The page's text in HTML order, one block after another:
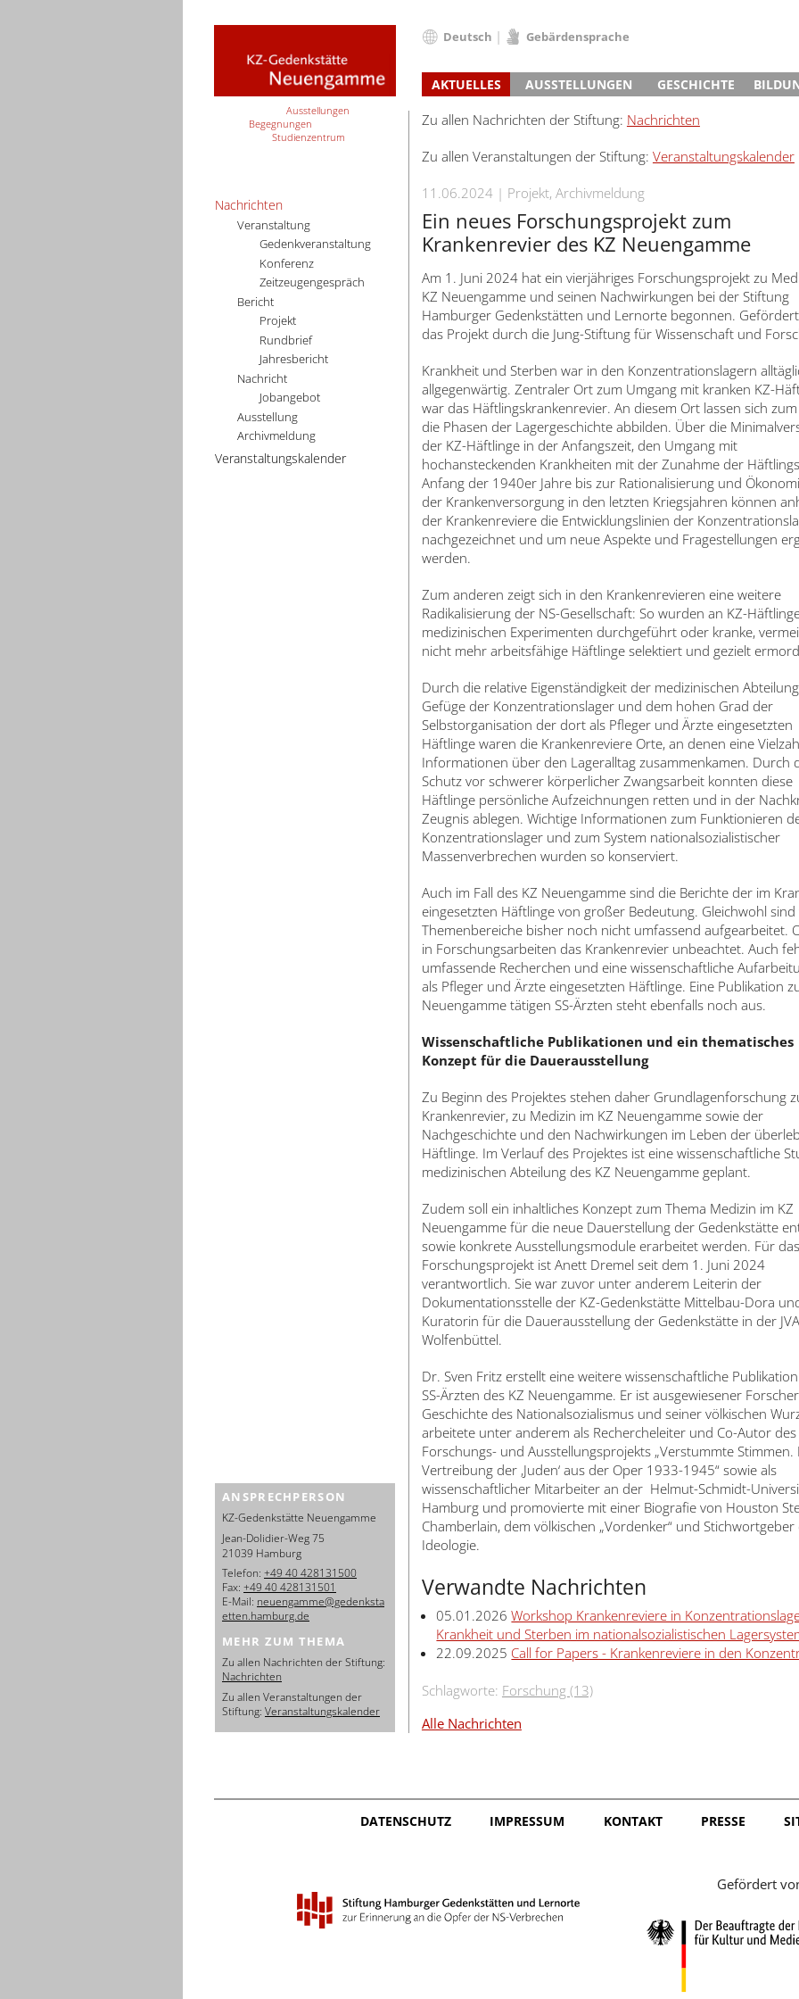
AKTUELLES
AUSSTELLUNGEN
Klinkerwerk
ehem. Walther-Werke
Gefängnismauer
Haus des Gedenkens
Wanderausstellungen
GESCHICHTE
Die
Gedenkstätte
KZ-Außenlager
Gedenkstätten in
Totenbuch
Längere Projekte
Digitale Angebote
Kooperationen
Führungen
Deutsch
English
Français
Español
Italiano
Nederlands
Polski
Türkçe
Yкраїнський
Русский
العربية
日本語
Gebärdensprache
Zu allen Nachrichten der Stiftung: Nachrichten
Zu allen Veranstaltungen der Stiftung: Veranstaltungskalender
11.06.2024 Projekt, Archivmeldung
Ein neues Forschungsprojekt zum
Krankenrevier des KZ Neuengamme
Am 1. Juni 2024 hat ein vierjähriges Forschungsprojekt zu
KZ Neuengamme und seinen Nachwirkungen bei der Stiftung
Hamburger Gedenkstätten und Lernorte begonnen.
das Projekt durch die Jung-Stiftung für Wissenschaft und
Krankheit und Sterben war in den Konzentrationslagern
allgegenwärtig. Zentraler Ort zum Umgang mit kranken KZ-
war das Häftlingskrankenrevier. An diesem Ort lassen sich
die Phasen der Lagergeschichte abbilden. Über die
der KZ-Häftlinge in der Anfangszeit, den Umgang mit
hochansteckenden Krankheiten mit der Zunahme der
Anfang der 1940er Jahre bis zur Rationalisierung und
der Krankenversorgung in den letzten Kriegsjahren können
der Krankenreviere die Entwicklungslinien der
nachgezeichnet und um neue Aspekte und Fragestellungen
werden.
Zum anderen zeigt sich in den Krankenrevieren eine weitere
Radikalisierung der NS-Gesellschaft: So wurden an KZ-
medizinischen Experimenten durchgeführt oder kranke,
nicht mehr arbeitsfähige Häftlinge selektiert und gezielt
Durch die relative Eigenständigkeit der medizinischen
Gefüge der Konzentrationslager und dem hohen Grad der
Selbstorganisation der dort als Pfleger und Ärzte eingesetzten
Häftlinge waren die Krankenreviere Orte, an denen eine
Informationen über den Lageralltag zusammenkamen. Durch
Schutz vor schwerer körperlicher Zwangsarbeit konnten diese
Häftlinge persönliche Aufzeichnungen retten und in der
Zeugnis ablegen. Wichtige Informationen zum Funktionieren
Konzentrationslager und zum System nationalsozialistischer
Massenverbrechen wurden so konserviert.
Auch im Fall des KZ Neuengamme sind die Berichte der im
eingesetzten Häftlinge von großer Bedeutung. Gleichwohl sind
Themenbereiche bisher noch nicht umfassend aufgearbeitet.
in Forschungsarbeiten das Krankenrevier unbeachtet. Auch
umfassende Recherchen und eine wissenschaftliche
als Pfleger und Ärzte eingesetzten Häftlinge. Eine Publikation
Neuengamme tätigen SS-Ärzten steht ebenfalls noch aus.
Wissenschaftliche Publikationen und ein thematisches
Konzept für die Dauerausstellung
Zu Beginn des Projektes stehen daher Grundlagenforschung
Krankenrevier, zu Medizin im KZ Neuengamme sowie der
Nachgeschichte und den Nachwirkungen im Leben der
Häftlinge. Im Verlauf des Projektes ist eine wissenschaftliche
medizinischen Abteilung des KZ Neuengamme geplant.
Zudem soll ein inhaltliches Konzept zum Thema Medizin im KZ
Neuengamme für die neue Dauerstellung der Gedenkstätte
sowie konkrete Ausstellungsmodule erarbeitet werden. Für das
Forschungsprojekt ist Anett Dremel seit dem 1. Juni 2024
verantwortlich. Sie war zuvor unter anderem Leiterin der
Dokumentationsstelle der KZ-Gedenkstätte Mittelbau-Dora
Kuratorin für die Dauerausstellung der Gedenkstätte in der JVA
Wolfenbüttel.
Dr. Sven Fritz erstellt eine weitere wissenschaftliche
SS-Ärzten des KZ Neuengamme. Er ist ausgewiesener
Geschichte des Nationalsozialismus und seiner völkischen
arbeitete unter anderem als Rechercheleiter und Co-Autor des
Forschungs- und Ausstellungsprojekts „Verstummte Stimmen.
Vertreibung der ‚Juden‘ aus der Oper 1933-1945“ sowie als
wissenschaftlicher Mitarbeiter an der Helmut-Schmidt-
Hamburg und promovierte mit einer Biografie von Houston
Chamberlain, dem völkischen „Vordenker“ und Stichwortgeber
Ideologie.
Verwandte Nachrichten
05.01.2026 Workshop Krankenreviere in
Krankheit und Sterben im nationalsozialistischen
22.09.2025 Call for Papers - Krankenreviere in den
Schlagworte: Forschung (13)
Alle Nachrichten
Ausstellungen
Begegnungen
Studienzentrum
Nachrichten
Veranstaltung
Gedenkveranstaltung
Konferenz
Zeitzeugengespräch
Bericht
Projekt
Rundbrief
Jahresbericht
Nachricht
Jobangebot
Ausstellung
Archivmeldung
Veranstaltungskalender
ANSPRECHPERSON
KZ-Gedenkstätte Neuengamme
Jean-Dolidier-Weg 75
21039 Hamburg
Telefon: +49 40 428131500
Fax: +49 40 428131501
E-Mail: neuengamme@gedenksta
etten.hamburg.de
MEHR ZUM THEMA
Zu allen Nachrichten der Stiftung:
Nachrichten
Zu allen Veranstaltungen der
Stiftung: Veranstaltungskalender
DATENSCHUTZ IMPRESSUM KONTAKT PRESSE
Gefördert